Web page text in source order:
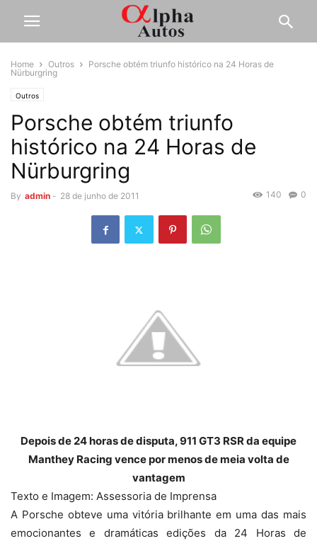
Home Outros
Porsche obtém triunfo histórico na 24 Horas de
Nürburgring
Outros
Porsche obtém triunfo
histórico na 24 Horas de
Nürburgring
By admin - 28 de junho de 2011 0
140
Depois de 24 horas de disputa, 911 GT3 RSR da equipe
Manthey Racing vence por menos de meia volta de
vantagem
Texto e Imagem: Assessoria de Imprensa
A Porsche obteve uma vitória brilhante em uma das mais
emocionantes e dramáticas edições da 24 Horas de